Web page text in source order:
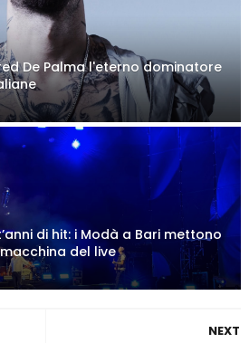
De Palma l'eterno dominatore
di hit: i Modà a Bari mettono
del live
NEXT